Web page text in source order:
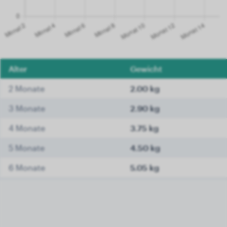
Alter Gewicht
2 Monate 2.00 kg
3 Monate 2.90 kg
4 Monate 3.75 kg
5 Monate 4.50 kg
6 Monate 5.05 kg